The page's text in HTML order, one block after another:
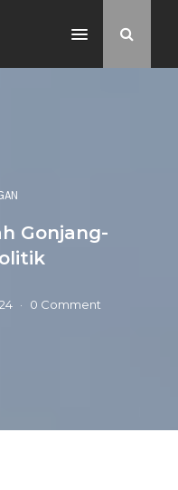
Gonjang-
0 Comment